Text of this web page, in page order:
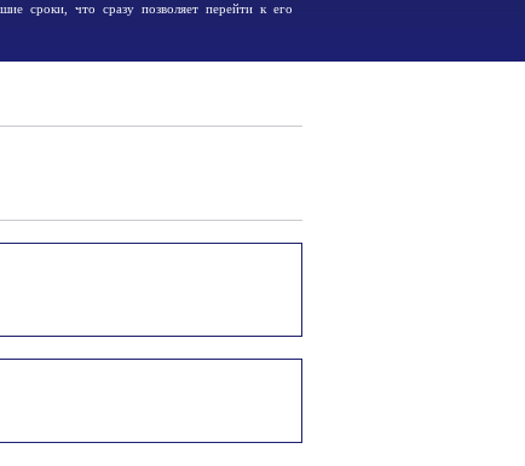
сроки, что сразу позволяет перейти к его